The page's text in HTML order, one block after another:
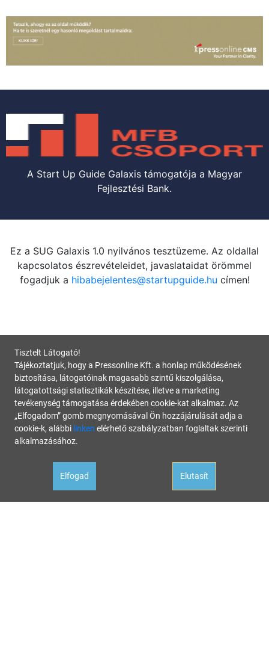
A Start Up Guide Galaxis támogatója a Magyar
Fejlesztési Bank.
Ez a SUG Galaxis 1.0 nyilvános tesztüzeme. Az oldallal
kapcsolatos észrevételeidet, javaslataidat örömmel
fogadjuk a hibabejelentes@startupguide.hu címen!
Tisztelt Látogató!
Tájékoztatjuk, hogy a Pressonline Kft. a honlap működésének
biztosítása, látogatóinak magasabb szintű kiszolgálása,
látogatottsági statisztikák készítése, illetve a marketing
tevékenység támogatása érdekében cookie-kat alkalmaz. Az
„Elfogadom” gomb megnyomásával Ön hozzájárulását adja a
cookie-k, alábbi linken elérhető szabályzatban foglaltak szerinti
alkalmazásához.
Elfogad Elutasít